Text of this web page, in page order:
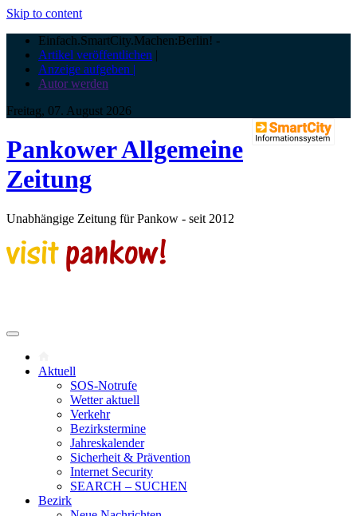
Skip to content
Einfach.SmartCity.Machen:Berlin! -
Artikel veröffentlichen |
Anzeige aufgeben |
Autor werden
Freitag, 07. August 2026
Pankower Allgemeine
Zeitung
Unabhängige Zeitung für Pankow - seit 2012
Aktuell
SOS-Notrufe
Wetter aktuell
Verkehr
Bezirkstermine
Jahreskalender
Sicherheit & Prävention
Internet Security
SEARCH – SUCHEN
Bezirk